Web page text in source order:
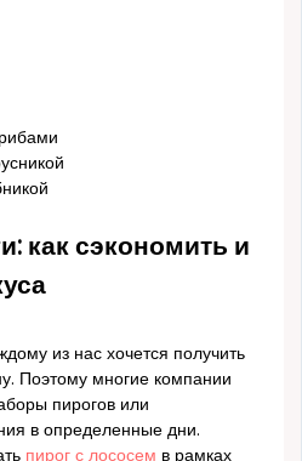
как сэкономить и
из нас хочется получить
Поэтому многие компании
пирогов или
в определенные дни.
пирог с лососем в рамках